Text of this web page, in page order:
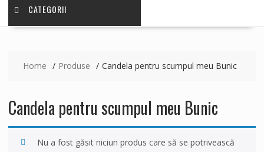
CATEGORII
Home Produse Candela pentru scumpul meu Bunic
Candela pentru scumpul meu Bunic
Nu a fost găsit niciun produs care să se potrivească